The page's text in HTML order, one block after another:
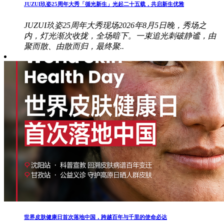
JUZUI玖姿25周年大秀「循光新生」光起二十五载，共启新生优雅
JUZUI玖姿25周年大秀现场2026年8月5日晚，秀场之
内，灯光渐次收拢，全场暗下。一束追光刺破静谧，由
聚而散、由散而归，最终聚..
世界皮肤健康日首次落地中国，跨越百年与千里的使命必达